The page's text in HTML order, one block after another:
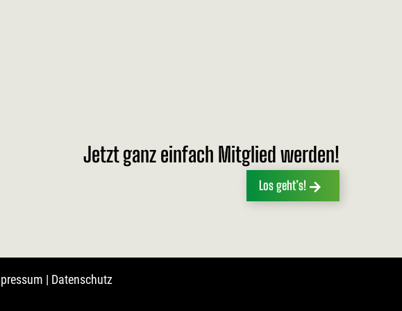
Jetzt ganz einfach Mitglied werden!
Los geht’s!
| Datenschutz